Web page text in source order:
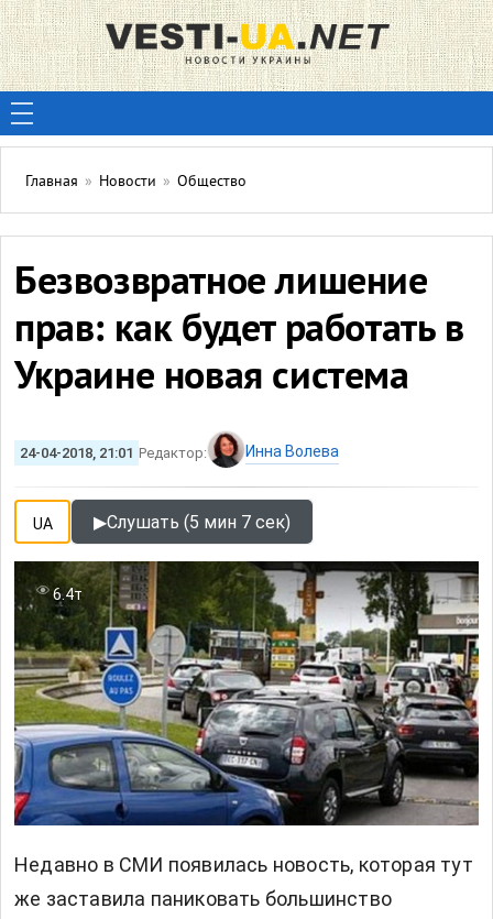
Главная » Новости » Общество
Безвозвратное лишение
прав: как будет работать в
Украине новая система
24-04-2018, 21:01 Редактор: Инна Волева
UA ▶Слушать (5 мин 7 сек)
6.4т
Недавно в СМИ появилась новость, которая тут
же заставила паниковать большинство